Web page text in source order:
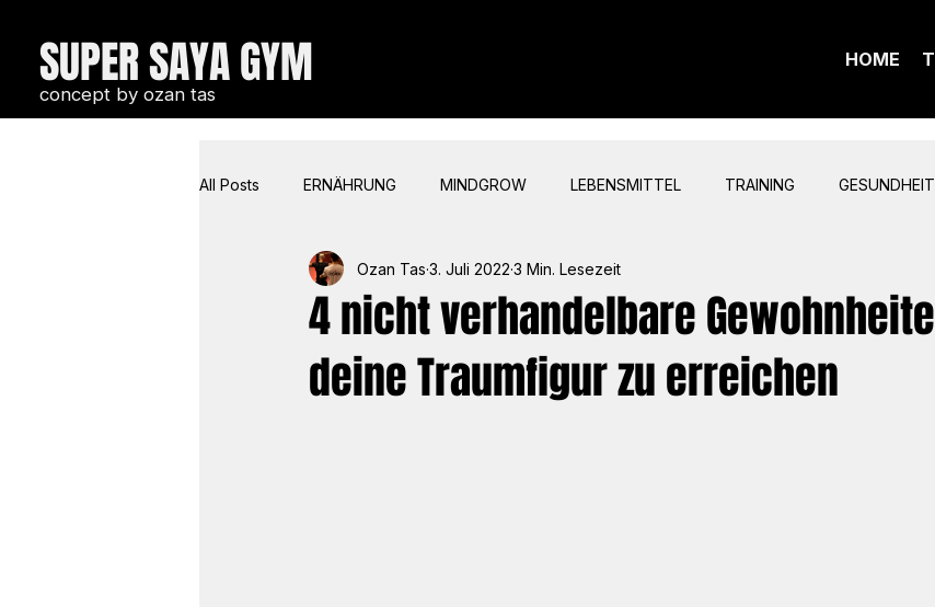
SUPER SAYA GYM
concept by ozan tas
HOME
All Posts ERNÄHRUNG MINDGROW LEBENSMITTEL TRAINING GESUNDHEIT
COACHIN & COMMUNICATION
4 nicht verhandelbare
deine Traumfigur zu erreichen
Ozan Tas 3. Juli 2022 3 Min. Lesezeit